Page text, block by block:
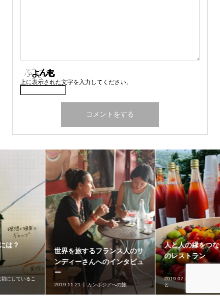
上に表示された文字を入力してください。
人と人の縁をつなぐ、森の中
のレストラン
2019.07.31
Green beautyに魅了された
世界中の人たちと一緒にスタ
ートラインに立つ
2019.07.15 ナチュラルコスメ